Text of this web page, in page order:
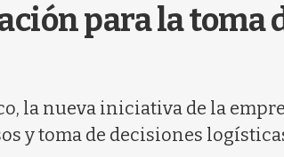
para la toma
la nueva iniciativa de la
y toma de decisiones